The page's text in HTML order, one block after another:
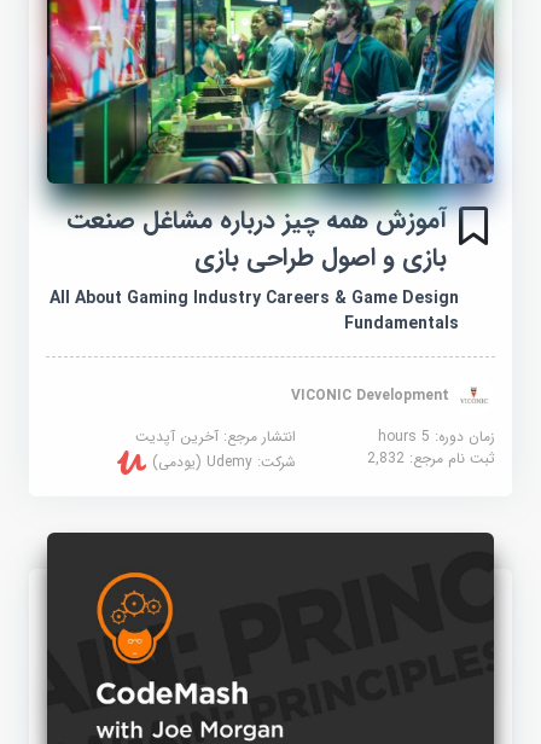
آموزش همه چیز درباره مشاغل صنعت
بازی و اصول طراحی بازی
All About Gaming Industry Careers & Game Design
Fundamentals
VICONIC Development
زمان دوره: 5 hours
انتشار مرجع:آخرین آپدیت
ثبت نام مرجع:2,832 شرکت:Udemy (یودمی)